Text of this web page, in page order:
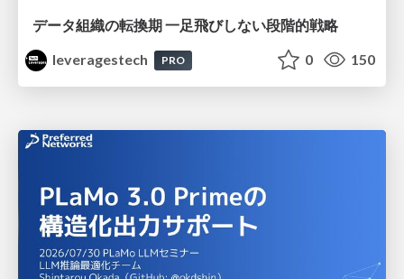
データ組織の転換期 一足飛びしない段階的戦略
leveragestech
PRO 0 150